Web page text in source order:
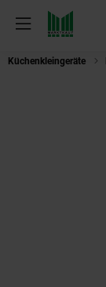
Menü
Küchenkleingeräte